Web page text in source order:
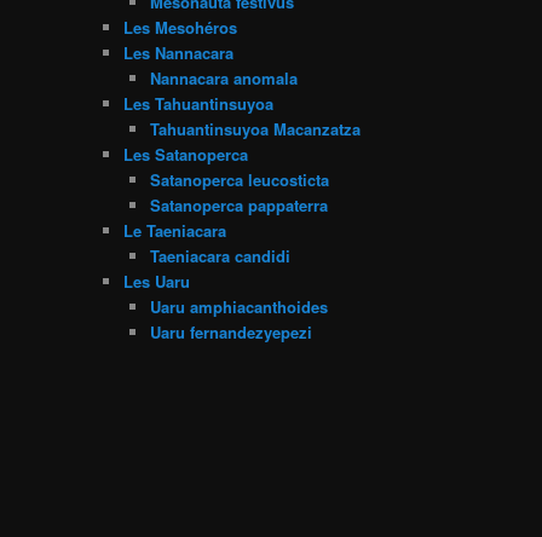
Les Mesohéros
Les Nannacara
Nannacara anomala
Les Tahuantinsuyoa
Tahuantinsuyoa Macanzatza
Les Satanoperca
Satanoperca leucosticta
Satanoperca pappaterra
Le Taeniacara
Taeniacara candidi
Les Uaru
Uaru amphiacanthoides
Uaru fernandezyepezi